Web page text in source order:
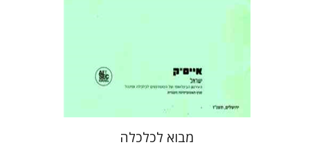
מבוא לכלכלה